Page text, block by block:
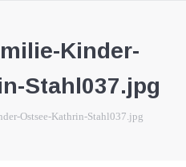
Kinder-
Stahl037.jpg
Ostsee-Kathrin-Stahl037.jpg